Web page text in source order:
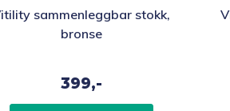
sammenleggbar stokk,
bronse
399,-